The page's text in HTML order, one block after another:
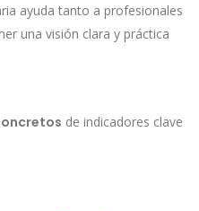
ayuda tanto a profesionales
una visión clara y práctica
de indicadores clave